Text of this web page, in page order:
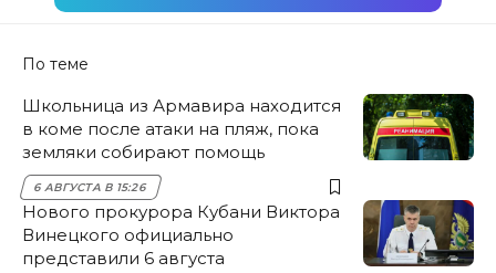
По теме
Школьница из Армавира находится
в коме после атаки на пляж, пока
земляки собирают помощь
6 АВГУСТА В 15:26
Нового прокурора Кубани Виктора
Винецкого официально
представили 6 августа